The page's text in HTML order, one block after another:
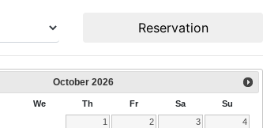
Reservation
October 2026
We Th Fr Sa
Su
1
2 3 4